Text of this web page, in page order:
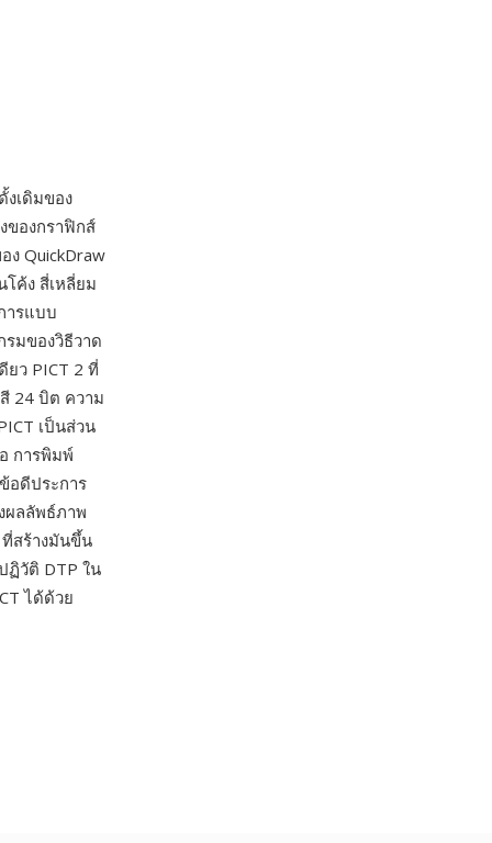
เดิมของ
ของกราฟิกส์
ง QuickDraw
ค้ง สี่เหลี่ยม
ารแบบ
รมของวิธีวาด
ว PICT 2 ที่
24 บิต ความ
เป็นส่วน
การพิมพ์
อดีประการ
ผลลัพธ์ภาพ
ที่สร้างมันขึ้น
ฏิวัติ DTP ใน
ได้ด้วย